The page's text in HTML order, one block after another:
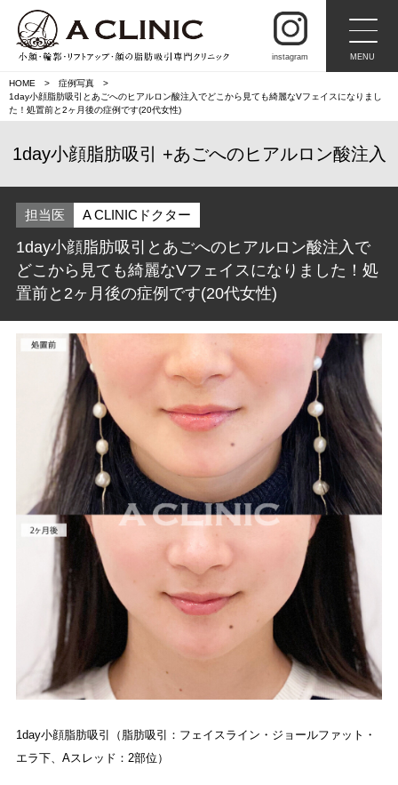
instagram MENU
HOME
症例写真
1day小顔脂肪吸引とあごへのヒアルロン酸注入でどこから見ても綺麗なVフェイスになりまし
た！処置前と2ヶ月後の症例です(20代女性)
1day小顔脂肪吸引 あごへのヒアルロン酸注入
担当医 A CLINICドクター
1day小顔脂肪吸引とあごへのヒアルロン酸注入で
どこから見ても綺麗なVフェイスになりました！処
置前と2ヶ月後の症例です(20代女性)
1day小顔脂肪吸引（脂肪吸引：フェイスライン・ジョールファット・
エラ下、Aスレッド：2部位）